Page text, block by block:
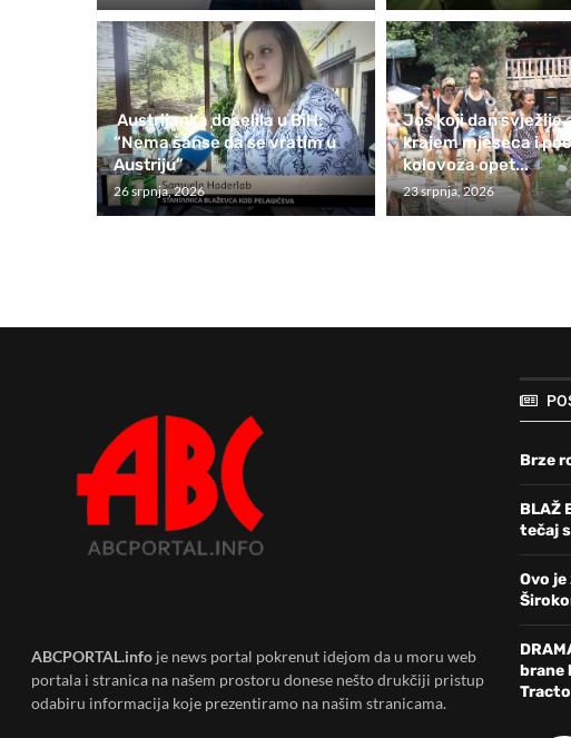
Austrijanka doselila u BiH:
“Nema šanse da se vratim u
Austriju”
26 srpnja, 2026
Još koji dan svježije
krajem mjeseca i
kolovoza opet...
23 srpnja, 2026
ABCPORTAL.info je news portal pokrenut idejom da u moru web
portala i stranica na našem prostoru donese nešto drukčiji pristup
odabiru informacija koje prezentiramo na našim stranicama.
Brze
BLAŽ
tečaj
Ovo
brane